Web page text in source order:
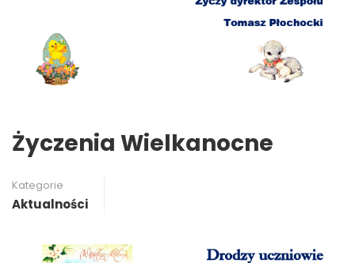
Życzenia Wielkanocne
Kategorie
Aktualności